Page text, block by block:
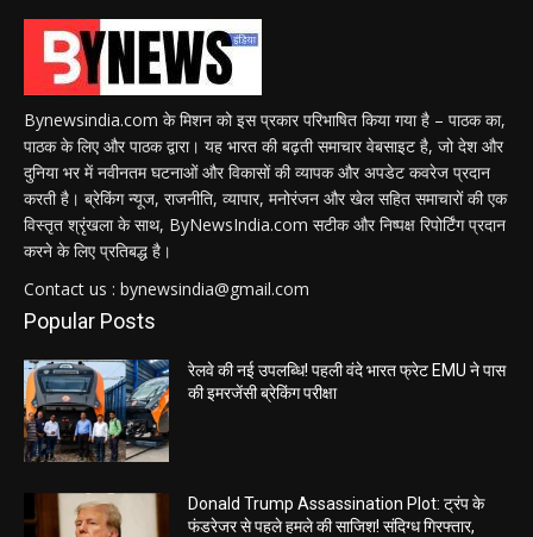
Bynewsindia.com के मिशन को इस प्रकार परिभाषित किया गया है – पाठक का,
पाठक के लिए और पाठक द्वारा। यह भारत की बढ़ती समाचार वेबसाइट है, जो देश और
दुनिया भर में नवीनतम घटनाओं और विकासों की व्यापक और अपडेट कवरेज प्रदान
करती है। ब्रेकिंग न्यूज, राजनीति, व्यापार, मनोरंजन और खेल सहित समाचारों की एक
विस्तृत श्रृंखला के साथ, ByNewsIndia.com सटीक और निष्पक्ष रिपोर्टिंग प्रदान
करने के लिए प्रतिबद्ध है।
Contact us : bynewsindia@gmail.com
Popular Posts
रेलवे की नई उपलब्धि! पहली वंदे भारत फ्रेट EMU ने पास
की इमरजेंसी ब्रेकिंग परीक्षा
Donald Trump Assassination Plot: ट्रंप के
फंडरेजर से पहले हमले की साजिश! संदिग्ध गिरफ्तार,